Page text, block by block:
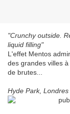
"Crunchy outside.
liquid filling"
L'effet Mentos
des grandes villes
de brutes...
Hyde Park, Londres